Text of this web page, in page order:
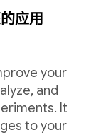
应用
your
and
It
to your